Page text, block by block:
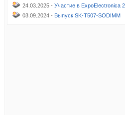
24.03.2025 - Участие в ExpoElectronica
03.09.2024 - Выпуск SK-T507-SODIMM